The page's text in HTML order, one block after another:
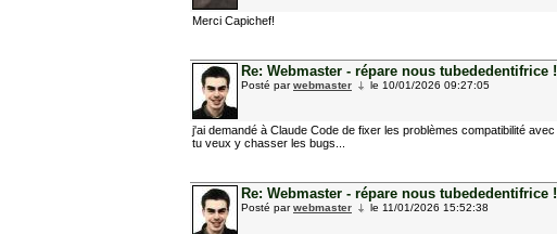
Merci Capichef!
Re: Webmaster - répare nous tubededentifrice
Posté parwebmaster le 10/01/2026 09:27:05
j'ai demandé à Claude Code de fixer les problèmes compatibilité
tu veux y chasser les bugs...
Re: Webmaster - répare nous tubededentifrice
Posté parwebmaster le 11/01/2026 15:52:38